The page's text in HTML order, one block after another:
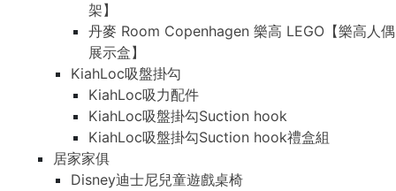
架】
丹麥 Room Copenhagen 樂高 LEGO【樂高人偶
展示盒】
KiahLoc吸盤掛勾
KiahLoc吸力配件
KiahLoc吸盤掛勾Suction hook
KiahLoc吸盤掛勾Suction hook禮盒組
居家家俱
Disney迪士尼兒童遊戲桌椅